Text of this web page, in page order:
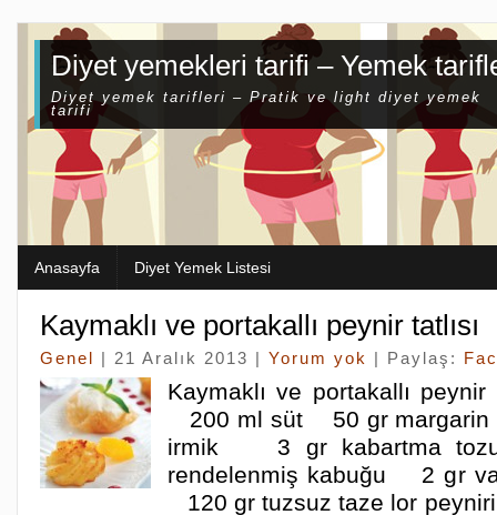
Diyet yemekleri tarifi – Yemek
Diyet yemek tarifleri – Pratik ve light diyet yemek
tarifi
Anasayfa Diyet Yemek Listesi
Kaymaklı ve portakallı peynir tatlısı
Genel | 21 Aralık 2013 | Yorum yok | Paylaş:
Kaymaklı ve portakallı peynir
200 ml süt 50 gr
irmik 3 gr kabartma
rendelenmiş kabuğu 2 gr
120 gr tuzsuz taze lor